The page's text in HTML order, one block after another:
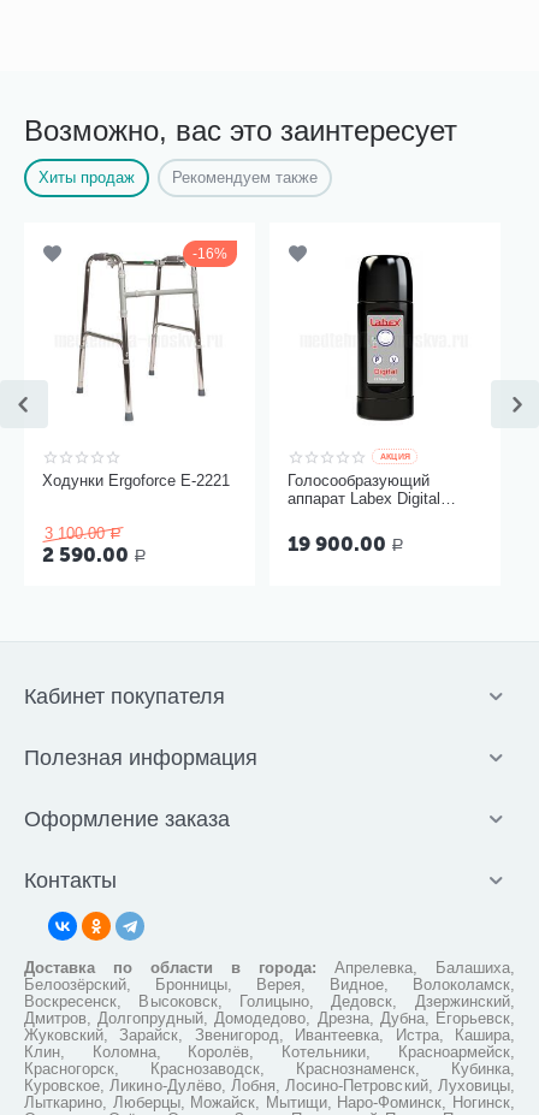
Возможно, вас это заинтересует
Хиты продаж Рекомендуем также
16%
Ходунки Ergoforce Е-2221
3 100.00 Р
2 590.00 Р
AКЦИЯ
Голосообразующий
аппарат Labex Digital
корпус
19 900.00 Р
Кабинет покупателя
Полезная информация
Оформление заказа
Контакты
Доставка по области в города: Апрелевка, Балашиха,
Белоозёрский, Бронницы, Верея, Видное, Волоколамск,
Воскресенск, Высоковск, Голицыно, Дедовск, Дзержинский,
Дмитров, Долгопрудный, Домодедово, Дрезна, Дубна, Егорьевск,
Жуковский, Зарайск, Звенигород, Ивантеевка, Истра, Кашира,
Клин, Коломна, Королёв, Котельники, Красноармейск,
Красногорск, Краснозаводск, Краснознаменск, Кубинка,
Куровское, Ликино-Дулёво, Лобня, Лосино-Петровский, Луховицы,
Лыткарино, Люберцы, Можайск, Мытищи, Наро-Фоминск, Ногинск,